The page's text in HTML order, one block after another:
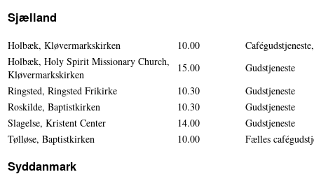
Sjælland
Holbæk, Kløvermarkskirken 10.00
Holbæk, Holy Spirit Missionary Church,
Kløvermarkskirken
15.00
Gudstjeneste
Ringsted, Ringsted Frikirke
10.30
Gudstjeneste
Roskilde, Baptistkirken
10.30
Gudstjeneste
Slagelse, Kristent Center
14.00
Gudstjeneste
Tølløse, Baptistkirken
10.00 Fælles
Syddanmark